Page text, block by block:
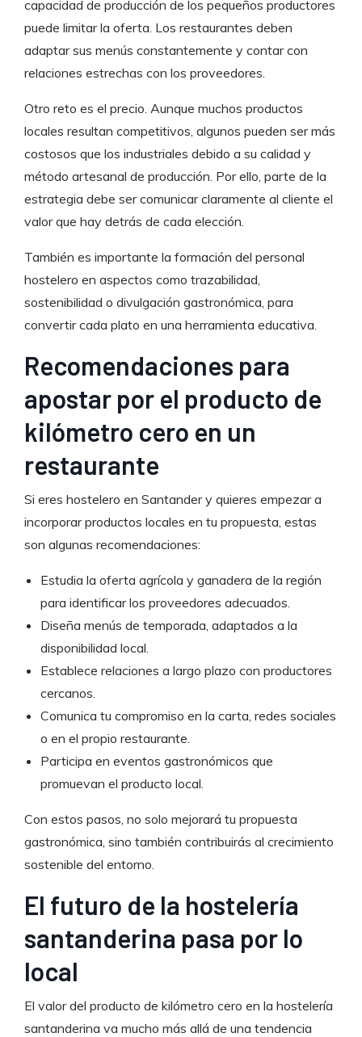
capacidad de producción de los pequeños productores
puede limitar la oferta. Los restaurantes deben
adaptar sus menús constantemente y contar con
relaciones estrechas con los proveedores.
Otro reto es el precio. Aunque muchos productos
locales resultan competitivos, algunos pueden ser más
costosos que los industriales debido a su calidad y
método artesanal de producción. Por ello, parte de la
estrategia debe ser comunicar claramente al cliente el
valor que hay detrás de cada elección.
También es importante la formación del personal
hostelero en aspectos como trazabilidad,
sostenibilidad o divulgación gastronómica, para
convertir cada plato en una herramienta educativa.
Recomendaciones para
apostar por el producto de
kilómetro cero en un
restaurante
Si eres hostelero en Santander y quieres empezar a
incorporar productos locales en tu propuesta, estas
son algunas recomendaciones:
Estudia la oferta agrícola y ganadera de la región
para identificar los proveedores adecuados.
Diseña menús de temporada, adaptados a la
disponibilidad local.
Establece relaciones a largo plazo con productores
cercanos.
Comunica tu compromiso en la carta, redes sociales
o en el propio restaurante.
Participa en eventos gastronómicos que
promuevan el producto local.
Con estos pasos, no solo mejorará tu propuesta
gastronómica, sino también contribuirás al crecimiento
sostenible del entorno.
El futuro de la hostelería
santanderina pasa por lo
local
El valor del producto de kilómetro cero en la hostelería
santanderina va mucho más allá de una tendencia